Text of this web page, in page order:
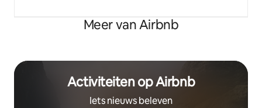
Meer van Airbnb
Activiteiten op Airbnb
Iets nieuws beleven